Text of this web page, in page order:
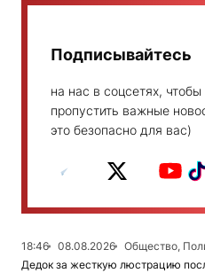
Подписывайтесь
на нас в соцсетях, чтобы
пропустить важные
это безопасно для вас)
18:46 08.08.2026
Общество,
Дедок за жесткую люстрацию